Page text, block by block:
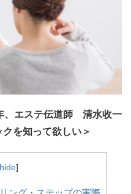
、エステ伝道師 清水收一
を知って欲しい＞
]